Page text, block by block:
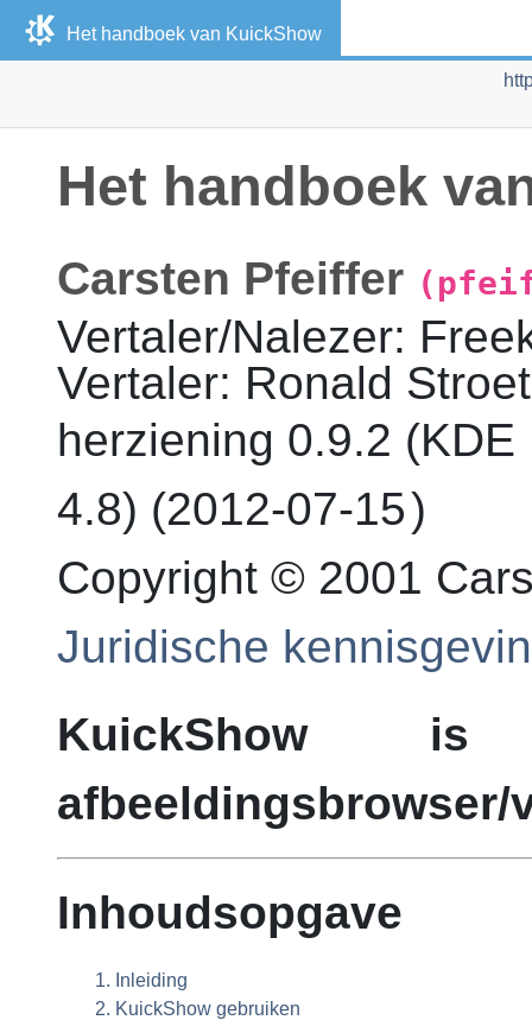
Het handboek van KuickShow
Het handboek
Carsten Pfeiffer
Vertaler/Nalezer:
Vertaler: Ronald
herziening 0.9.2 (KDE
4.8) (2012-07-15)
Copyright © 2001
Juridische
KuickShowis
afbeeldingsbrowser/
Inhoudsopgave
1. Inleiding
2. KuickShow gebruiken